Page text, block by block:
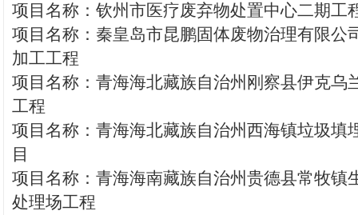
项目名称：钦州市医疗废弃物处置中心二期工
项目名称：秦皇岛市昆鹏固体废物治理有限公
加工工程
项目名称：青海海北藏族自治州刚察县伊克乌
工程
项目名称：青海海北藏族自治州西海镇垃圾填
目
项目名称：青海海南藏族自治州贵德县常牧镇
处理场工程